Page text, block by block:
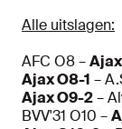
Alle uitslagen:
AFC O8 –
Ajax O8-1 –
Ajax O9-2–
BVV'31 O10 –